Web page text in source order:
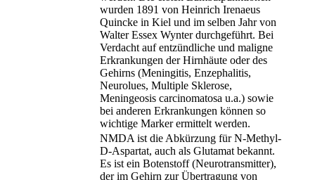
wurden 1891 von Heinrich Irenaeus
Quincke in Kiel und im selben Jahr von
Walter Essex Wynter durchgeführt. Bei
Verdacht auf entzündliche und maligne
Erkrankungen der Hirnhäute oder des
Gehirns (Meningitis, Enzephalitis,
Neurolues, Multiple Sklerose,
Meningeosis carcinomatosa u.a.) sowie
bei anderen Erkrankungen können so
wichtige Marker ermittelt werden.
NMDA ist die Abkürzung für N-Methyl-
D-Aspartat, auch als Glutamat bekannt.
Es ist ein Botenstoff (Neurotransmitter),
der im Gehirn zur Übertragung von